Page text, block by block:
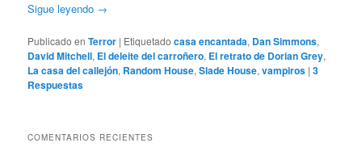
Sigue leyendo →
Publicado en Terror | Etiquetado casa encantada, Dan Simmons,
David Mitchell, El deleite del carroñero, El retrato de Dorian Grey,
La casa del callejón, Random House,Slade House,vampiros |3
Respuestas
COMENTARIOS RECIENTES